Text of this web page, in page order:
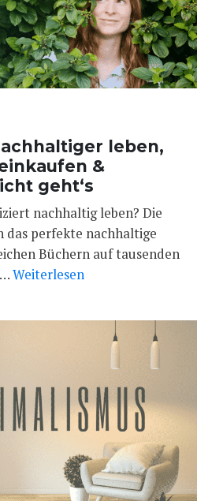
leben,
&
geht‘s
nachhaltig leben? Die
das perfekte nachhaltige
Büchern auf tausenden
Weiterlesen